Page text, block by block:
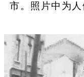
市。照片中为